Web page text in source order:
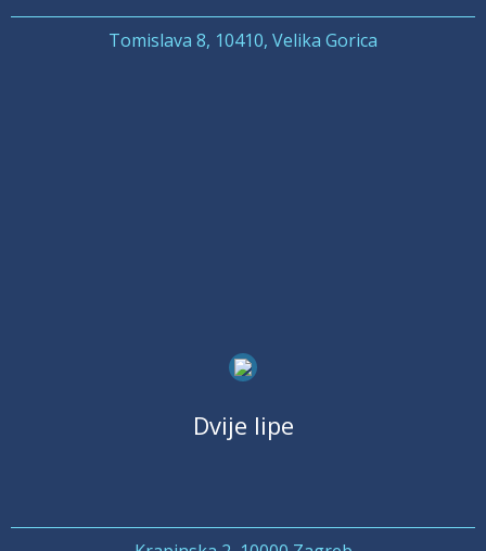
Tomislava 8, 10410, Velika Gorica
Dvije lipe